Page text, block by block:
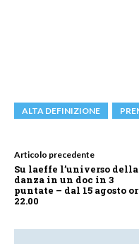
ALTA DEFINIZIONE
Articolo precedente
Su laeffe l’universo della
danza in un doc in 3
puntate – dal 15 agosto
22.00